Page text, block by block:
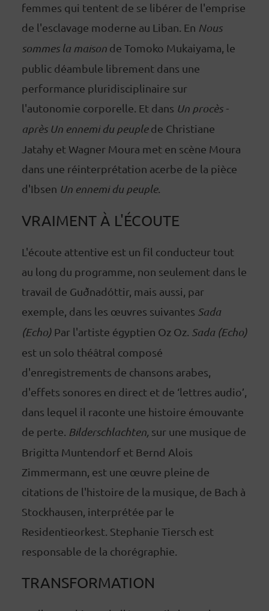
femmes qui tentent de se libérer de l'emprise
de l'esclavage moderne au Liban. En Nous
sommes la maisonde Tomoko Mukaiyama, le
public déambule librement dans une
performance pluridisciplinaire sur
l'autonomie corporelle. Et dans Un procès -
après Un ennemi du peuplede Christiane
Jatahy et Wagner Moura met en scène Moura
dans une réinterprétation acerbe de la pièce
d'Ibsen Un ennemi du peuple.
VRAIMENT À L'ÉCOUTE
L'écoute attentive est un fil conducteur tout
au long du programme, non seulement dans le
travail de Guðnadóttir, mais aussi, par
exemple, dans les œuvres suivantes Sada
(Echo) Par l'artiste égyptien Oz Oz. Sada (Echo)
est un solo théâtral composé
d'enregistrements de chansons arabes,
d'effets sonores en direct et de ‘lettres audio’,
dans lequel il raconte une histoire émouvante
de perte. Bilderschlachten, sur une musique de
Brigitta Muntendorf et Bernd Alois
Zimmermann, est une œuvre pleine de
citations de l'histoire de la musique, de Bach à
Stockhausen, interprétée par le
Residentieorkest. Stephanie Tiersch est
responsable de la chorégraphie.
TRANSFORMATION